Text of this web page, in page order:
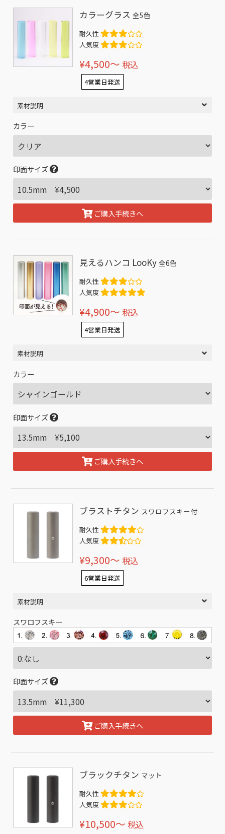
カラーグラス全5色
耐久性
人気度
¥4,500〜 税込
4営業日発送
素材説明
カラー
印面サイズ
ご購入手続きへ
見えるハンコ LooKy全6色
耐久性
人気度
¥4,900〜 税込
4営業日発送
素材説明
カラー
印面サイズ
ご購入手続きへ
ブラストチタン スワロフスキー付
耐久性
人気度
¥9,300〜 税込
6営業日発送
素材説明
スワロフスキー
印面サイズ
ご購入手続きへ
ブラックチタン マット
耐久性
人気度
¥10,500〜 税込